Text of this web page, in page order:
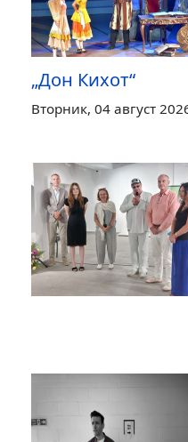
„Дон Кихот“
Вторник, 04 август